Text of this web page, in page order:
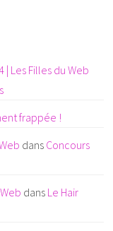
Les Filles du Web
frappée !
dans Concours
dans Le Hair